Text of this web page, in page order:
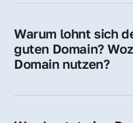
Sie erhalten alle
Domain.
Warum lohnt sich
guten Domain?
Domain nutzen?
Vertrauen und